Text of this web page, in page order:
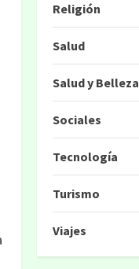
Religión
Salud
Salud y Belleza
Sociales
Tecnología
Turismo
Viajes